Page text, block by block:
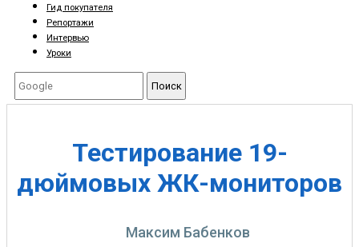
Гид покупателя
Репортажи
Интервью
Уроки
Поиск
Тестирование 19-
дюймовых ЖК-мониторов
Максим Бабенков